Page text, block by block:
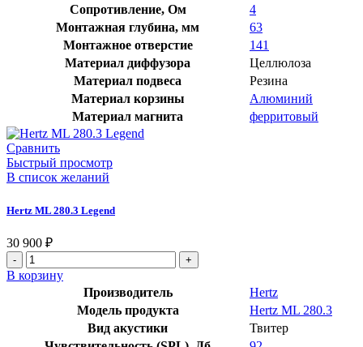
Сопротивление, Ом
4
Монтажная глубина, мм
63
Монтажное отверстие
141
Материал диффузора
Целлюлоза
Материал подвеса
Резина
Материал корзины
Алюминий
Материал магнита
ферритовый
Сравнить
Быстрый просмотр
В список желаний
Hertz ML 280.3 Legend
30 900 ₽
Количество
товара
Hertz
В корзину
Производитель
Hertz
Модель продукта
Hertz ML 280.3
Вид акустики
Твитер